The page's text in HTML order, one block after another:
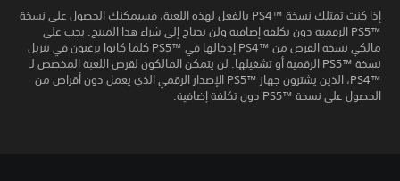
إذا كنت تمتلك نسخة PS4™‎ بالفعل لهذه اللعبة، فسيمكنك الحصول على نسخة
PS5™‎ الرقمية دون تكلفة إضافية ولن تحتاج إلى شراء هذا المنتج. يجب على
مالكي نسخة القرص من PS4™‎ إدخالها في PS5™‎ كلما كانوا يرغبون في تنزيل
نسخة PS5™‎ الرقمية أو تشغيلها. لن يتمكن المالكون لقرص اللعبة المخصص لـ
PS4™‎، الذين يشترون جهاز PS5™‎ الإصدار الرقمي الذي يعمل دون أقراص من
الحصول على نسخة PS5™‎ دون تكلفة إضافية.